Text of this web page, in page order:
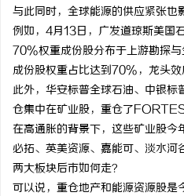
与此同时，全球能源的供应紧张
例如，4月13日，广发道琼斯美国
70%权重成份股分布于上游勘探
成份股权重占比达到70%，龙头效
此外，华安标普全球石油、中银
仓集中在矿业股，重仓了
在高通胀的背景下，这些矿业股
必拓、英美资源、嘉能可、淡水
两大板块后市如何走？
可以说，重仓地产和能源资源股是